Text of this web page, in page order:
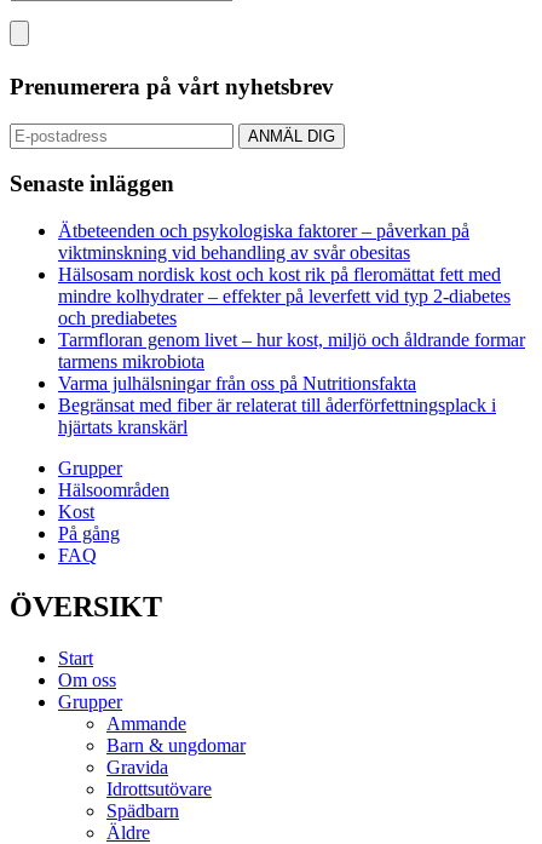
Prenumerera på vårt nyhetsbrev
Senaste inläggen
Ätbeteenden och psykologiska faktorer – påverkan på
viktminskning vid behandling av svår obesitas
Hälsosam nordisk kost och kost rik på fleromättat fett med
mindre kolhydrater – effekter på leverfett vid typ 2-diabetes
och prediabetes
Tarmfloran genom livet – hur kost, miljö och åldrande formar
tarmens mikrobiota
Varma julhälsningar från oss på Nutritionsfakta
Begränsat med fiber är relaterat till åderförfettningsplack i
hjärtats kranskärl
Grupper
Hälsoområden
Kost
På gång
FAQ
ÖVERSIKT
Start
Om oss
Grupper
Ammande
Barn & ungdomar
Gravida
Idrottsutövare
Spädbarn
Äldre